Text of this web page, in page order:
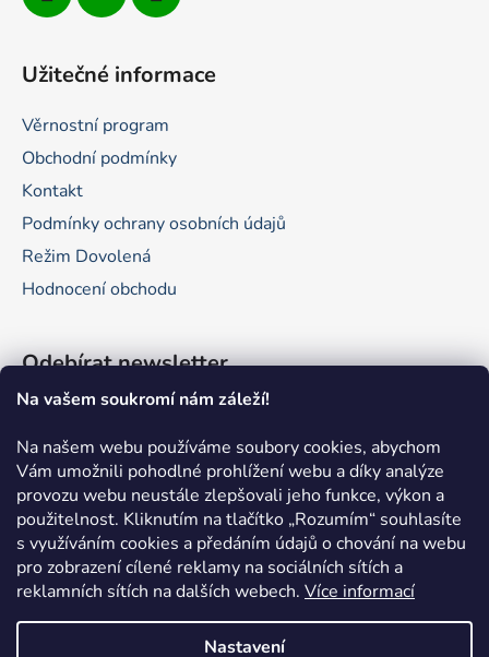
Na vašem soukromí nám záleží!
Na našem webu používáme soubory cookies, abychom
Vám umožnili pohodlné prohlížení webu a díky analýze
provozu webu neustále zlepšovali jeho funkce, výkon a
použitelnost. Kliknutím na tlačítko „Rozumím“ souhlasíte
s využíváním cookies a předáním údajů o chování na webu
pro zobrazení cílené reklamy na sociálních sítích a
reklamních sítích na dalších webech. Více informací
Nastavení
Užitečné informace
Věrnostní program
Obchodní podmínky
Kontakt
Podmínky ochrany osobních údajů
Režim Dovolená
Hodnocení obchodu
Odebírat newsletter
Vložte svůj e-mail a my vám budeme zasílat informace o
nových produktech na našem e-shopu.
E-mail
Vložením e-mailu souhlasíte spodmínkami ochrany
osobních údajů